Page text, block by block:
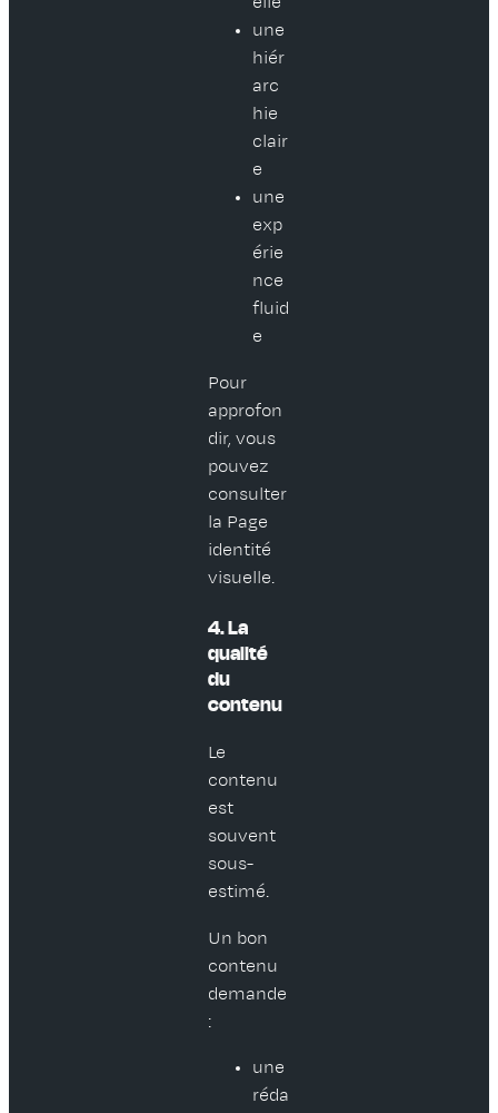
une
hiér
arc
hie
clair
e
une
exp
érie
nce
fluid
e
Pour
approfon
dir, vous
pouvez
consulter
la Page
identité
visuelle.
4. La
qualité
du
contenu
Le
contenu
est
souvent
sous-
estimé.
Un bon
contenu
demande
:
une
réda